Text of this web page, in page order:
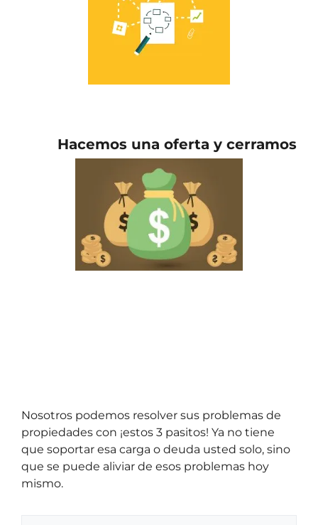
Hacemos una oferta y cerramos
Nosotros podemos resolver sus problemas de
propiedades con ¡estos 3 pasitos! Ya no tiene
que soportar esa carga o deuda usted solo, sino
que se puede aliviar de esos problemas hoy
mismo.